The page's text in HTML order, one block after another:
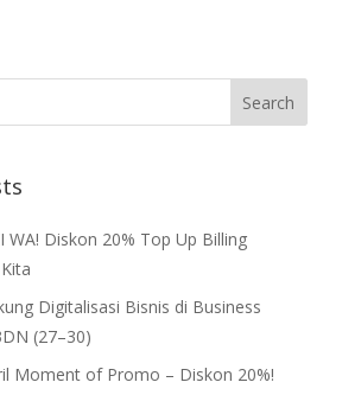
WA! Diskon 20% Top Up Billing
Digitalisasi Bisnis di Business
(27–30)
Moment of Promo – Diskon 20%!